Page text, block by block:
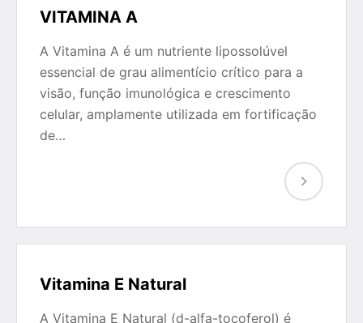
VITAMINA A
A Vitamina A é um nutriente lipossolúvel
essencial de grau alimentício crítico para a
visão, função imunológica e crescimento
celular, amplamente utilizada em fortificação
de…
Vitamina E Natural
A Vitamina E Natural (d-alfa-tocoferol) é